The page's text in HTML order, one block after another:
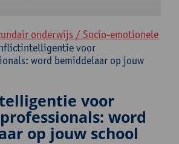
onderwijs / Socio-emotionele
voor
word bemiddelaar op jouw
voor
word
op jouw school